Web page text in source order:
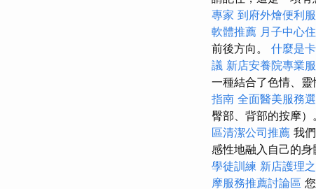
專家 到府外燴便利
軟體推薦 月子中心
前後方向。 什麼是
議 新店安養院專業
一種結合了色情、靈
指南 全面醫美服務
臀部、背部的按摩）
區清潔公司推薦 我
感性地融入自己的身
學徒訓練 新店護理
摩服務推薦討論區